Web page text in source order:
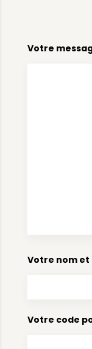
Votre
Votre nom et
Votre code